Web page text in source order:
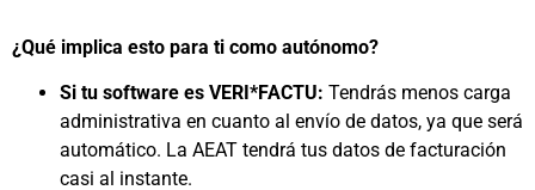
¿Qué implica esto para ti como autónomo?
Si tu software es VERI*FACTU: Tendrás menos carga
administrativa en cuanto al envío de datos, ya que será
automático. La AEAT tendrá tus datos de facturación
casi al instante.